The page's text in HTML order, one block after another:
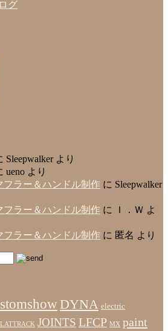
グ
Sleepwalkerより
ueno より
ラー＆ハンドル制作 に Sleepwalker
ラー＆ハンドル制作 に Ｉ．Ｗ よ
ラー＆ハンドル制作 に 匿名 より
DYNA electric
JOINTS LFCP MX paint